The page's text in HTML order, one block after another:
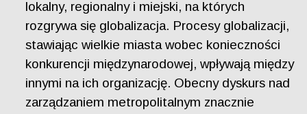
lokalny, regionalny i miejski, na których
rozgrywa się globalizacja. Procesy globalizacji,
stawiając wielkie miasta wobec konieczności
konkurencji międzynarodowej, wpływają między
innymi na ich organizację. Obecny dyskurs nad
zarządzaniem metropolitalnym znacznie